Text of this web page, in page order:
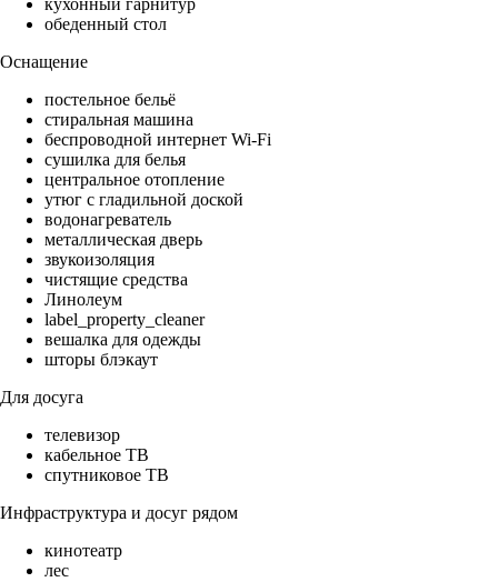
кухонный гарнитур
обеденный стол
Оснащение
постельное бельё
стиральная машина
беспроводной интернет Wi-Fi
сушилка для белья
центральное отопление
утюг с гладильной доской
водонагреватель
металлическая дверь
звукоизоляция
чистящие средства
Линолеум
label_property_cleaner
вешалка для одежды
шторы блэкаут
Для досуга
телевизор
кабельное ТВ
спутниковое ТВ
Инфраструктура и досуг рядом
кинотеатр
лес